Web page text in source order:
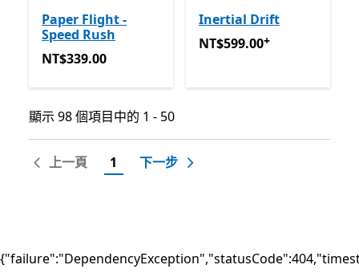
Paper Flight -
Speed Rush
NT$339.00
NT$339.00
Inertial Drift
NT$599.00提供應用程式內
NT$599.00+
顯示 98 個項目中的 1 - 50
顯示 98 個項目中的 1 - 50
上一頁 1 下一步